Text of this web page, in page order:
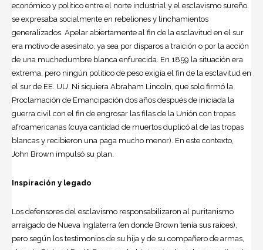
económico y político entre el norte industrial y el esclavismo sureño
se expresaba socialmente en rebeliones y linchamientos
generalizados. Apelar abiertamente al fin de la esclavitud en el sur
era motivo de asesinato, ya sea por disparos a traición o por la acción
de una muchedumbre blanca enfurecida. En 1859 la situación era
extrema, pero ningún político de peso exigía el fin de la esclavitud en
el sur de EE. UU. Ni siquiera Abraham Lincoln , que solo firmó la
Proclamación de Emancipación dos años después de iniciada la
guerra civil con el fin de engrosar las filas de la Unión con tropas
afroamericanas (cuya cantidad de muertos duplicó al de las tropas
blancas y recibieron una paga mucho menor). En este contexto,
John Brown impulsó su plan.
Inspiración y legado
Los defensores del esclavismo responsabilizaron al puritanismo
arraigado de Nueva Inglaterra (en donde Brown tenía sus raíces),
pero según los testimonios de su hija y de su compañero de armas,